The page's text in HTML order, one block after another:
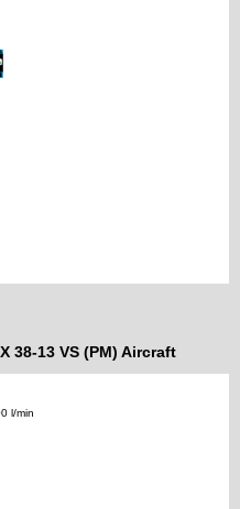
38-13 VS (PM) Aircraft
l/min